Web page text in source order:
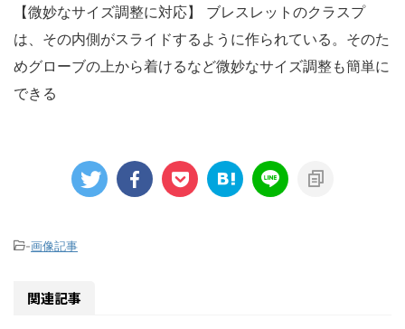
【微妙なサイズ調整に対応】 ブレスレットのクラスプ
は、その内側がスライドするように作られている。そのた
めグローブの上から着けるなど微妙なサイズ調整も簡単に
できる
-画像記事
関連記事